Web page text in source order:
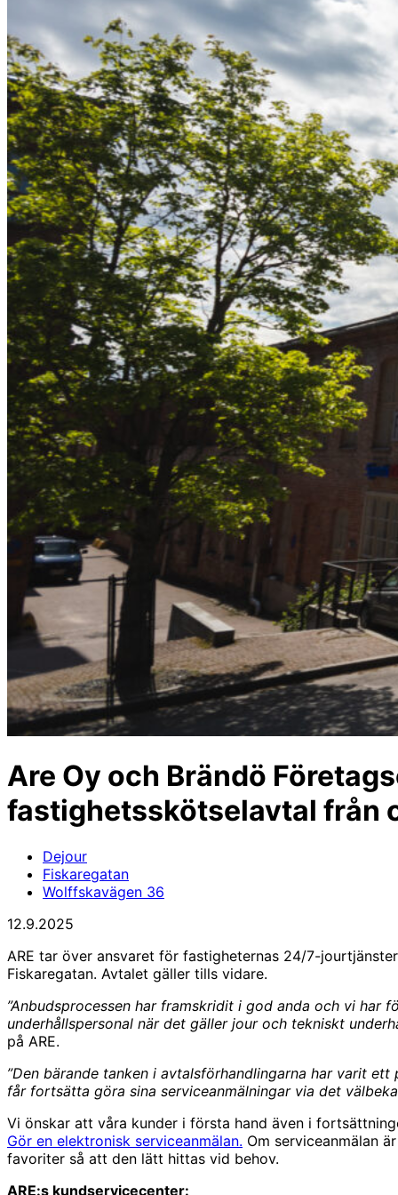
Are Oy och Brändö
fastighetsskötselavtal från
Dejour
Fiskaregatan
Wolffskavägen 36
12.9.2025
ARE tar över ansvaret för fastigheternas 24/7-
Fiskaregatan. Avtalet gäller tills vidare.
”Anbudsprocessen har framskridit i god anda och vi
underhållspersonal när det gäller jour och tekniskt
på ARE.
”Den bärande tanken i avtalsförhandlingarna har varit
får fortsätta göra sina serviceanmälningar via det
Vi önskar att våra kunder i första hand även i
Gör en elektronisk serviceanmälan. Om serviceanmälan
favoriter så att den lätt hittas vid behov.
ARE:s kundservicecenter: